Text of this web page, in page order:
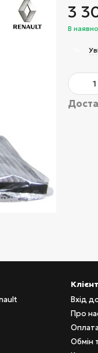
3
В
Вхід
Про
Обмін